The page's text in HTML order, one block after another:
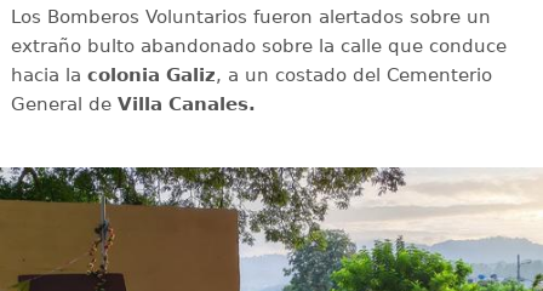
Los Bomberos Voluntarios fueron alertados sobre un
extraño bulto abandonado sobre la calle que conduce
hacia la colonia Galiz, a un costado del Cementerio
General de Villa Canales.